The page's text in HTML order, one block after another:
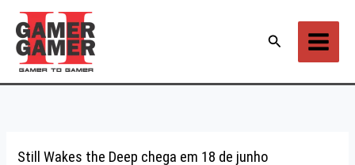
para
conteúdo
Pesquisar
Still Wakes the Deep chega em 18 de junho